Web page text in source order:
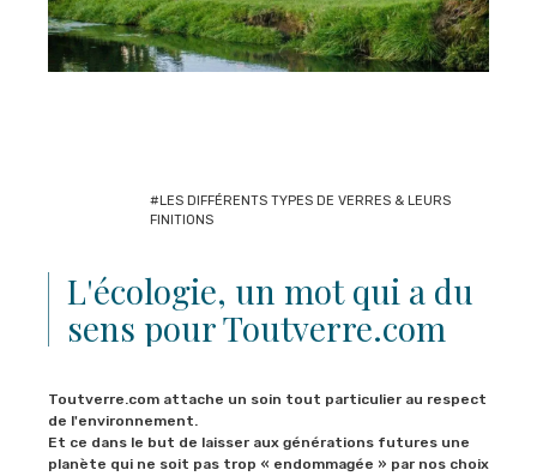
#LES DIFFÉRENTS TYPES DE VERRES & LEURS
FINITIONS
L'écologie, un mot qui a du
sens pour Toutverre.com
Toutverre.com attache un soin tout particulier au respect
de l'environnement.
Et ce dans le but de laisser aux générations futures une
planète qui ne soit pas trop « endommagée » par nos choix